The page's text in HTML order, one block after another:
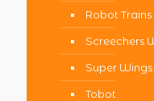
Robot
Screechers
Super
Tobot